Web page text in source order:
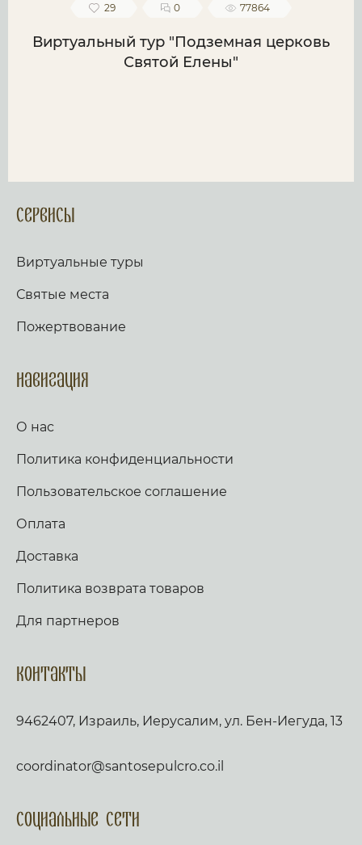
29 0 77864
Виртуальный тур "Подземная церковь
Святой Елены"
Сервисы
Виртуальные туры
Святые места
Пожертвование
Навигация
О нас
Политика конфиденциальности
Пользовательское соглашение
Оплата
Доставка
Политика возврата товаров
Для партнеров
Контакты
9462407, Израиль, Иерусалим, ул. Бен-Иегуда, 13
coordinator@santosepulcro.co.il
Социальные сети